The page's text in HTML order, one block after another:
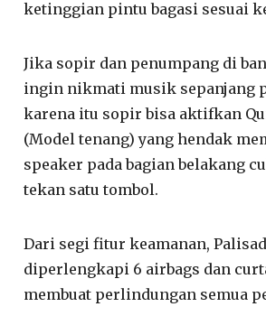
ketinggian pintu bagasi sesuai
Jika sopir dan penumpang di
ingin nikmati musik sepanjang
karena itu sopir bisa aktifkan
(Model tenang) yang hendak
speaker pada bagian belakang
tekan satu tombol.
Dari segi fitur keamanan,
diperlengkapi 6 airbags dan
membuat perlindungan semua